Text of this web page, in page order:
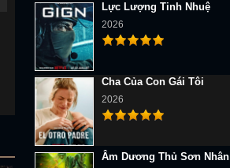
Lực Lượng Tinh Nhuệ
2026
Cha Của Con Gái Tôi
2026
Âm Dương Thủ Sơn Nhân